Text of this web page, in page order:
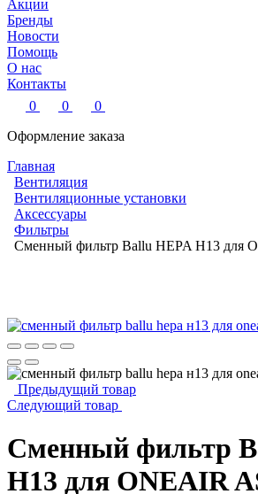
Акции
Бренды
Новости
Помощь
О нас
Контакты
0
0
0
Оформление заказа
Главная
Вентиляция
Вентиляционные установки
Аксессуары
Фильтры
Сменный фильтр Ballu HEPA Н13 для
Предыдущий товар
Следующий товар
Сменный фильтр
Н13 для ONEAIR